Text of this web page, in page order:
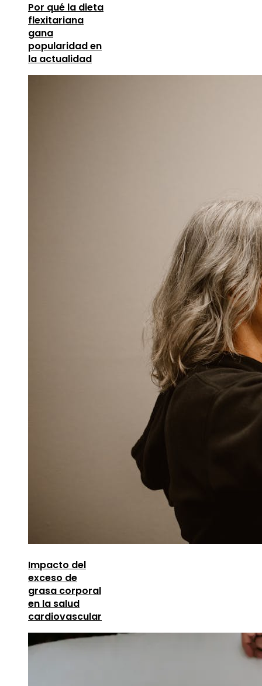
Por qué la dieta
flexitariana
gana
popularidad en
la actualidad
Impacto del
exceso de
grasa corporal
en la salud
cardiovascular